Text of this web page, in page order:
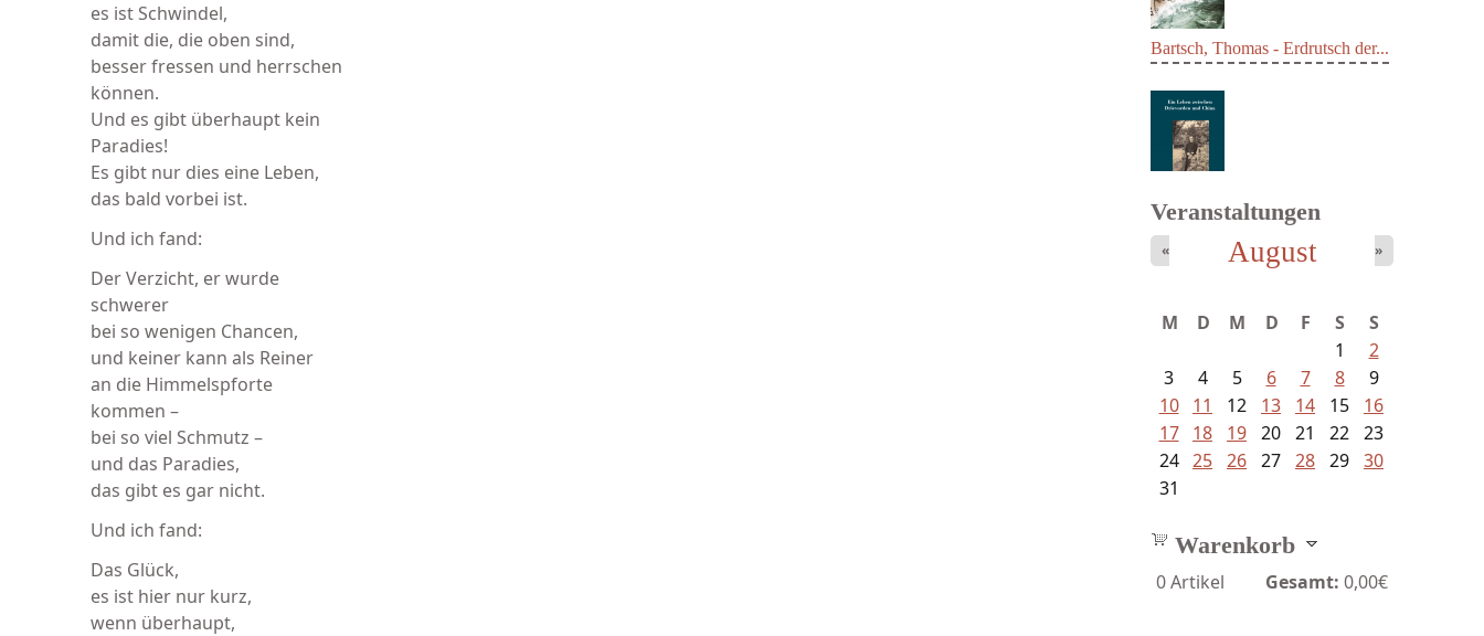
es ist Schwindel,
damit die, die oben sind,
besser fressen und herrschen
können.
Und es gibt überhaupt kein
Paradies!
Es gibt nur dies eine Leben,
das bald vorbei ist.
Und ich fand:
Der Verzicht, er wurde
schwerer
bei so wenigen Chancen,
und keiner kann als Reiner
an die Himmelspforte
kommen –
bei so viel Schmutz –
und das Paradies,
das gibt es gar nicht.
Und ich fand:
Das Glück,
es ist hier nur kurz,
wenn überhaupt,
Bartsch, Thomas - Erdrutsch der...
Veranstaltungen
August
« »
M D M D F S
S
1
2
3
4 5 6 7 8
9
10
11 12 13 14 15
16
17
18 19 20 21 22 23
24 25 26 27 28 29 30
31
Warenkorb
0Artikel Gesamt: 0,00€